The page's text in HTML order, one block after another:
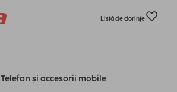
Listă de dorinţe
Telefon și accesorii mobile